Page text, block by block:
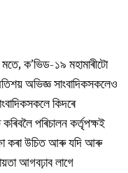
মতে, ক’ভিড-১৯ মহামাৰীটো
অভিজ্ঞ সাংবাদিকসকলেও
কিদৰে
পৰিচালন কৰ্তৃপক্ষই
কৰা উচিত আৰু যদি আৰু
আগবঢ়াব লাগে